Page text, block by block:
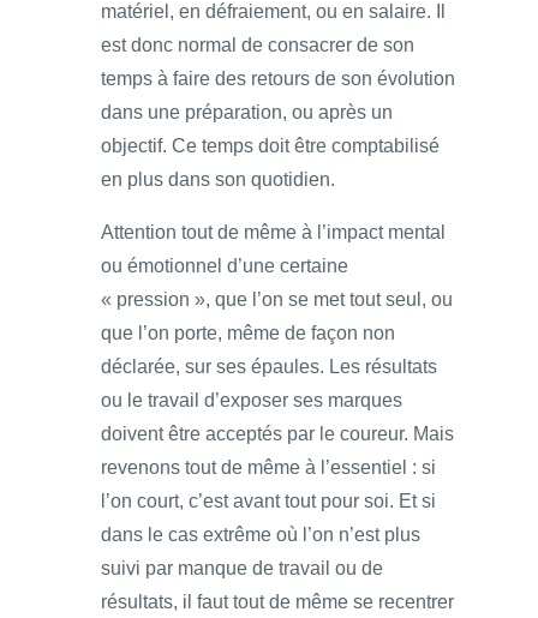
matériel, en défraiement, ou en salaire. Il
est donc normal de consacrer de son
temps à faire des retours de son évolution
dans une préparation, ou après un
objectif. Ce temps doit être comptabilisé
en plus dans son quotidien.
Attention tout de même à l’impact mental
ou émotionnel d’une certaine
« pression », que l’on se met tout seul, ou
que l’on porte, même de façon non
déclarée, sur ses épaules. Les résultats
ou le travail d’exposer ses marques
doivent être acceptés par le coureur. Mais
revenons tout de même à l’essentiel : si
l’on court, c’est avant tout pour soi. Et si
dans le cas extrême où l’on n’est plus
suivi par manque de travail ou de
résultats, il faut tout de même se recentrer